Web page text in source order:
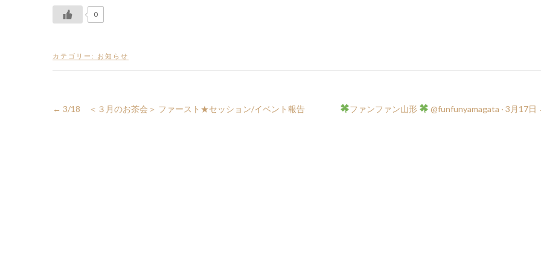
0
カテゴリー: お知らせ
← 3/18 ＜３月のお茶会＞ ファースト★セッション/イベント報告 ファンファン山形 ‏ @funfunyamagata · 3月17日